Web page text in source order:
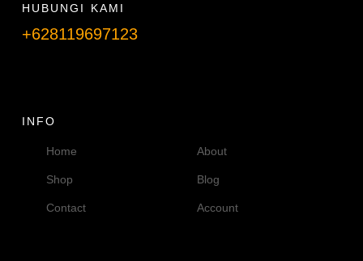
HUBUNGI KAMI
+628119697123
INFO
Home About
Shop Blog
Contact Account